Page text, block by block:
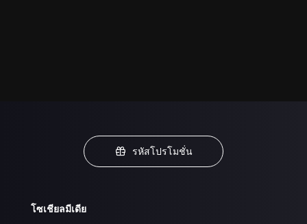
รหัสโปรโมชั่น
โซเชียลมีเดีย